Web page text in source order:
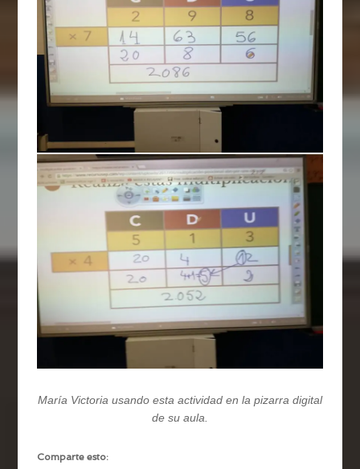
María Victoria usando esta actividad en la pizarra digital
de su aula.
Comparte esto: